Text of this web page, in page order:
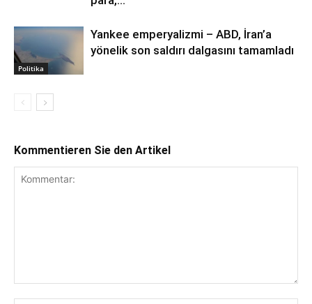
Politika
Yankee emperyalizmi – ABD, İran’a
yönelik son saldırı dalgasını tamamladı
Kommentieren Sie den Artikel